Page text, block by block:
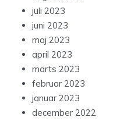
juli 2023
juni 2023
maj 2023
april 2023
marts 2023
februar 2023
januar 2023
december 2022